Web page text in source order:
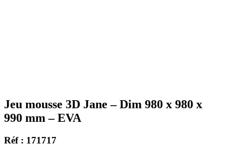
Jeu mousse 3D Jane – Dim 980 x 980 x
990 mm – EVA
Réf : 171717